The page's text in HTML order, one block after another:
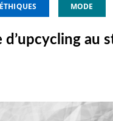
MODE
d’upcycling au